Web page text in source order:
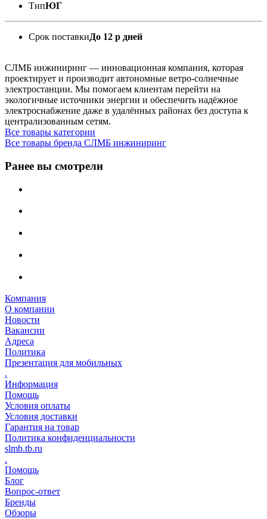
ТипЮГ
Срок поставкиДо 12 р дней
СЛМБ инжиниринг — инновационная компания, которая
проектирует и производит автономные ветро‑солнечные
электростанции. Мы помогаем клиентам перейти на
экологичные источники энергии и обеспечить надёжное
электроснабжение даже в удалённых районах без доступа к
централизованным сетям.
Все товары категории
Все товары бренда СЛМБ инжиниринг
Ранее вы смотрели
Компания
О компании
Новости
Вакансии
Адреса
Политика
Презентация для мобильных
.
Информация
Помощь
Условия оплаты
Условия доставки
Гарантия на товар
Политика конфиденциальности
slmb.tb.ru
.
Помощь
Блог
Вопрос-ответ
Бренды
Обзоры